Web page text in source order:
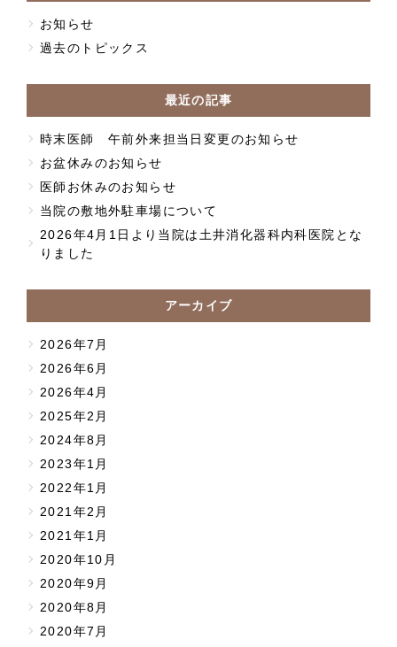
お知らせ
過去のトピックス
最近の記事
時末医師 午前外来担当日変更のお知らせ
お盆休みのお知らせ
医師お休みのお知らせ
当院の敷地外駐車場について
2026年4月1日より当院は土井消化器科内科医院とな
りました
アーカイブ
2026年7月
2026年6月
2026年4月
2025年2月
2024年8月
2023年1月
2022年1月
2021年2月
2021年1月
2020年10月
2020年9月
2020年8月
2020年7月